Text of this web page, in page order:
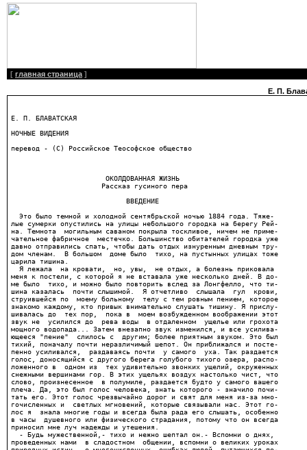
[ главная страница ]
Е. П.